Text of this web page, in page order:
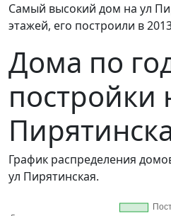
Самый высокий дом на ул
этажей, его построили в
Дома по
постройки
График распределения
ул Пирятинская.